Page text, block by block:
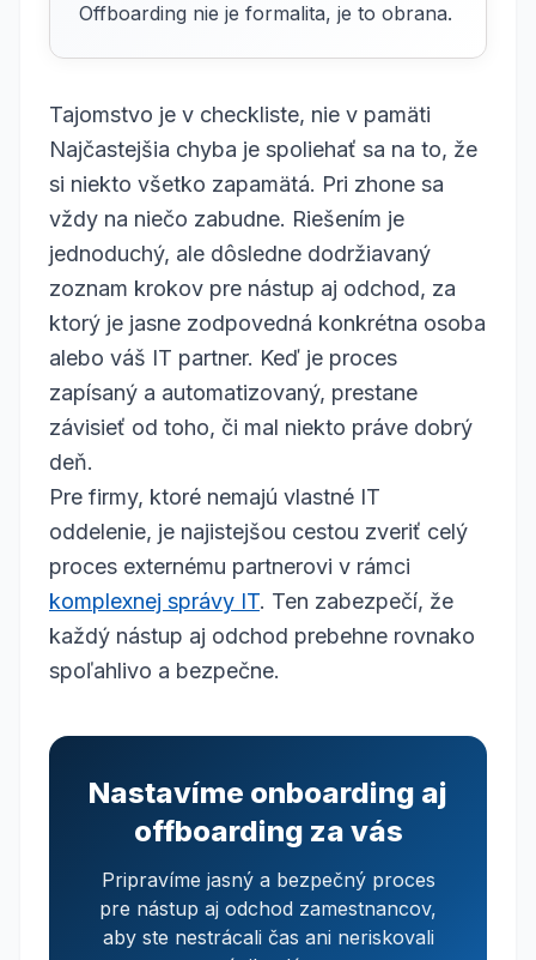
Offboarding nie je formalita, je to obrana.
Tajomstvo je v checkliste, nie v pamäti
Najčastejšia chyba je spoliehať sa na to, že
si niekto všetko zapamätá. Pri zhone sa
vždy na niečo zabudne. Riešením je
jednoduchý, ale dôsledne dodržiavaný
zoznam krokov pre nástup aj odchod, za
ktorý je jasne zodpovedná konkrétna osoba
alebo váš IT partner. Keď je proces
zapísaný a automatizovaný, prestane
závisieť od toho, či mal niekto práve dobrý
deň.
Pre firmy, ktoré nemajú vlastné IT
oddelenie, je najistejšou cestou zveriť celý
proces externému partnerovi v rámci
komplexnej správy IT. Ten zabezpečí, že
každý nástup aj odchod prebehne rovnako
spoľahlivo a bezpečne.
Nastavíme onboarding aj
offboarding za vás
Pripravíme jasný a bezpečný proces
pre nástup aj odchod zamestnancov,
aby ste nestrácali čas ani neriskovali